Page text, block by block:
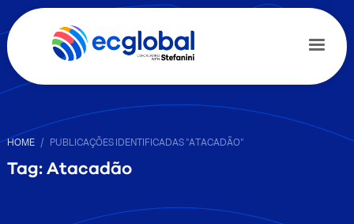
HOME PUBLICAÇÕES IDENTIFICADAS "ATACADÃO"
Tag: Atacadão